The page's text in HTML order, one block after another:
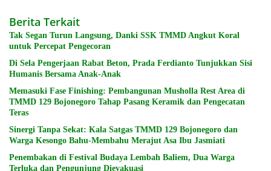
Berita Terkait
Tak Segan Turun Langsung, Danki SSK TMMD Angkut Koral
untuk Percepat Pengecoran
Di Sela Pengerjaan Rabat Beton, Prada Ferdianto Tunjukkan Sisi
Humanis Bersama Anak-Anak
Memasuki Fase Finishing: Pembangunan Musholla Rest Area di
TMMD 129 Bojonegoro Tahap Pasang Keramik dan Pengecatan
Teras
Sinergi Tanpa Sekat: Kala Satgas TMMD 129 Bojonegoro dan
Warga Kesongo Bahu-Membahu Merajut Asa Ibu Jasmiati
Penembakan di Festival Budaya Lembah Baliem, Dua Warga
Terluka dan Pengunjung Dievakuasi